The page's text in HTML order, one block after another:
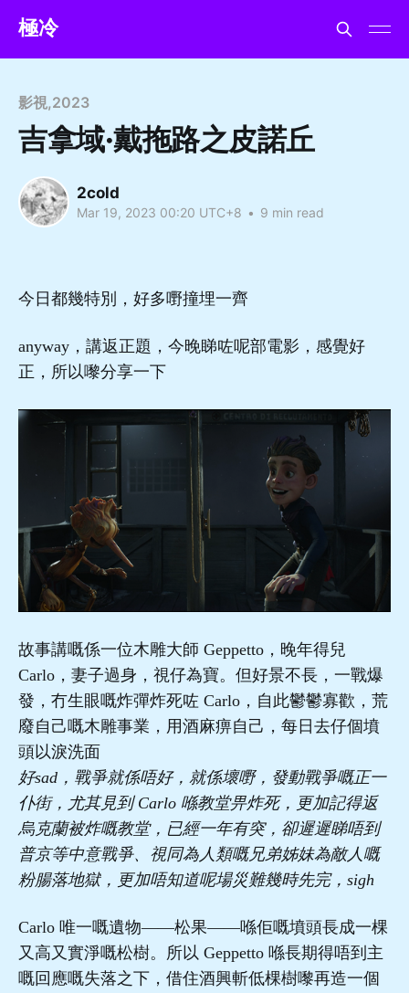
極冷
影視,2023
吉拿域·戴拖路之皮諾丘
2cold
Mar 19, 2023 00:20 UTC+8 • 9 min read
今日都幾特別，好多嘢撞埋一齊
anyway，講返正題，今晚睇咗呢部電影，感覺好
正，所以嚟分享一下
故事講嘅係一位木雕大師 Geppetto，晚年得兒
Carlo，妻子過身，視仔為寶。但好景不長，一戰爆
發，冇生眼嘅炸彈炸死咗 Carlo，自此鬱鬱寡歡，荒
廢自己嘅木雕事業，用酒麻痹自己，每日去仔個墳
頭以淚洗面
好sad，戰爭就係唔好，就係壞嘢，發動戰爭嘅正一
仆街，尤其見到 Carlo 喺教堂畀炸死，更加記得返
烏克蘭被炸嘅教堂，已經一年有突，卻遲遲睇唔到
普京等中意戰爭、視同為人類嘅兄弟姊妹為敵人嘅
粉腸落地獄，更加唔知道呢場災難幾時先完，sigh
Carlo 唯一嘅遺物——松果——喺佢嘅墳頭長成一棵
又高又實淨嘅松樹。所以 Geppetto 喺長期得唔到主
嘅回應嘅失落之下，借住酒興斬低棵樹嚟再造一個